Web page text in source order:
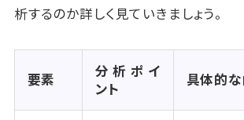
析するのか詳しく見ていきましょう。
要素
分析ポイ
ント
具体的